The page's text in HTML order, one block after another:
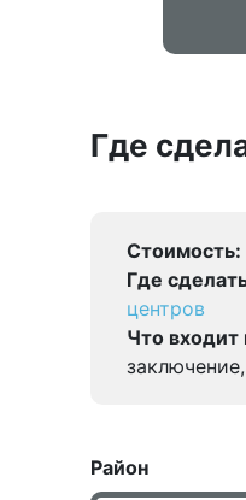
Где
Стоимость:
Где
центров
Что входит
Район